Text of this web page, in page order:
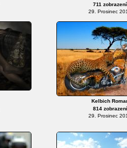
711 zobrazení
29. Prosinec
Kelbich
814 zobrazení
29. Prosinec